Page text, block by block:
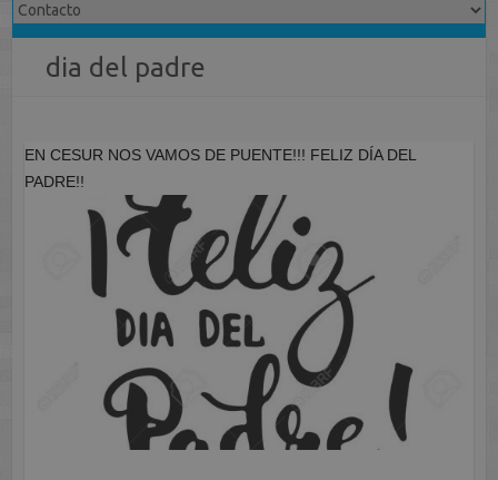
dia del padre
EN CESUR NOS VAMOS DE PUENTE!!! FELIZ DÍA DEL
PADRE!!